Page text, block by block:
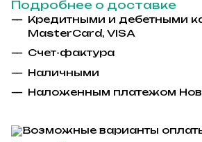
Подробнее о доставке
Кредитными и дебетными
MasterCard, VISA
Счет-фактура
Наличными
Наложенным платежом